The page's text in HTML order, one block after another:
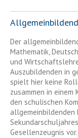
Der
Mathematik,
und
Auszubildenden in
spielt hier keine
zusammen in
den schulischen
allgemeinbildenden
Gesellenzeugnis vor.